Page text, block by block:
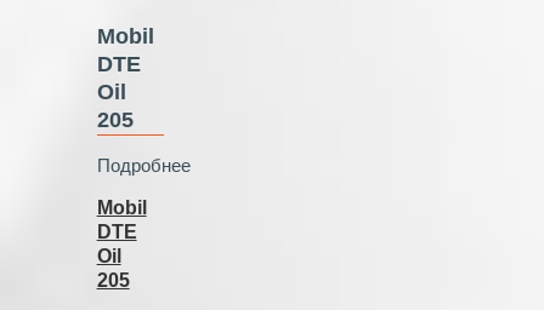
Mobil
DTE
Oil
205
Подробнее
Mobil
DTE
Oil
205